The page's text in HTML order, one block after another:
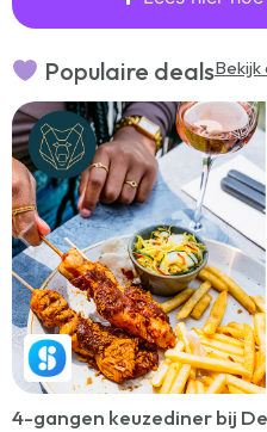
Populaire dealsBekijk
4-gangen keuzediner bij